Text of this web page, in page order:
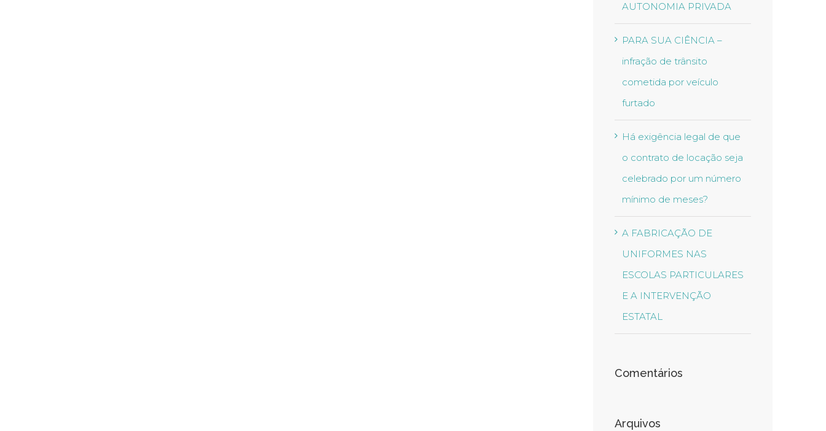
AUTONOMIA PRIVADA
PARA SUA CIÊNCIA –
infração de trânsito
cometida por veículo
furtado
Há exigência legal de que
o contrato de locação seja
celebrado por um número
mínimo de meses?
A FABRICAÇÃO DE
UNIFORMES NAS
ESCOLAS PARTICULARES
E A INTERVENÇÃO
ESTATAL
Comentários
Arquivos